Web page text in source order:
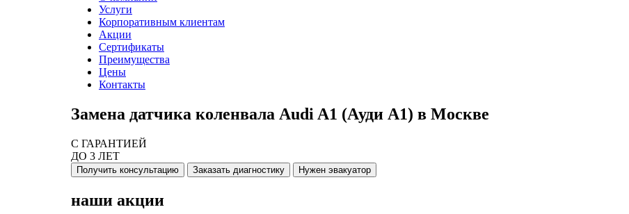
Услуги
Корпоративным клиентам
Акции
Сертификаты
Преимущества
Цены
Контакты
Замена датчика коленвала Audi A1 (Ауди А1) в Москве
С ГАРАНТИЕЙ
ДО 3 ЛЕТ
Получить консультацию Заказать диагностику Нужен эвакуатор
наши акции